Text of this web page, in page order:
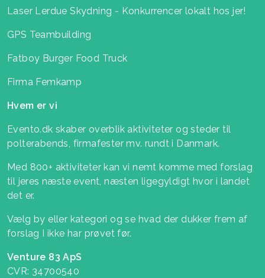
Laser Lerdue Skydning - Konkurrencer lokalt hos jer!
GPS Teambuilding
Fatboy Burger Food Truck
Firma Femkamp
Hvem er vi
Evento.dk skaber overblik aktiviteter og steder til
polterabends, firmafester mv. rundt i Danmark.
Med 800+ aktiviteter kan vi nemt komme med forslag
til jeres næste event, næsten ligegyldigt hvor i landet
det er.
Vælg by eller kategori og se hvad der dukker frem af
forslag I ikke har prøvet før.
Venture 83 ApS
CVR: 34700540